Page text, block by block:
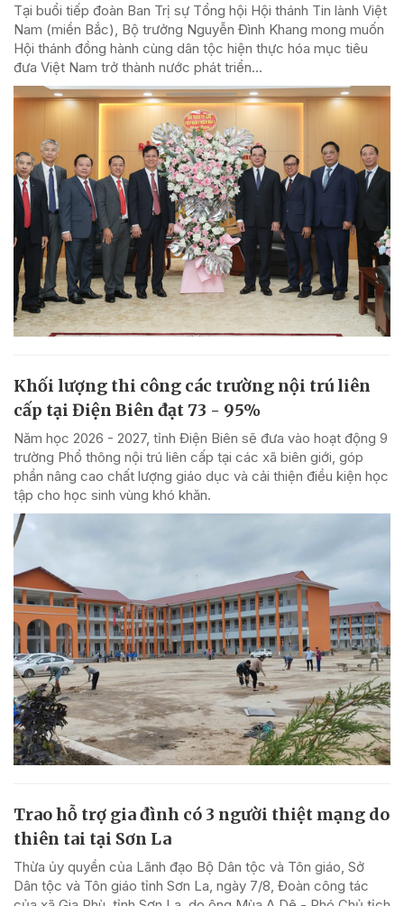
Tại buổi tiếp đoàn Ban Trị sự Tổng hội Hội thánh Tin lành Việt
Nam (miền Bắc), Bộ trưởng Nguyễn Đình Khang mong muốn
Hội thánh đồng hành cùng dân tộc hiện thực hóa mục tiêu
đưa Việt Nam trở thành nước phát triển...
Khối lượng thi công các trường nội trú liên
cấp tại Điện Biên đạt 73 - 95%
Năm học 2026 - 2027, tỉnh Điện Biên sẽ đưa vào hoạt động 9
trường Phổ thông nội trú liên cấp tại các xã biên giới, góp
phần nâng cao chất lượng giáo dục và cải thiện điều kiện học
tập cho học sinh vùng khó khăn.
Trao hỗ trợ gia đình có 3 người thiệt mạng do
thiên tai tại Sơn La
Thừa ủy quyền của Lãnh đạo Bộ Dân tộc và Tôn giáo, Sở
Dân tộc và Tôn giáo tỉnh Sơn La, ngày 7/8, Đoàn công tác